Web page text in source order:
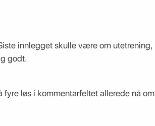
innlegget skulle være om utetrening,
godt.
løs i kommentarfeltet allerede nå om